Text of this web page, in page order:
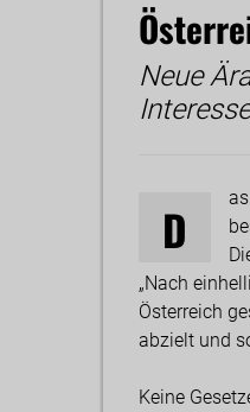
Neue
D
„Nach
Österreich
abzielt und
Keine